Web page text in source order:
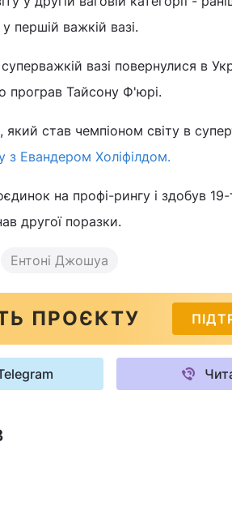
першій важкій вазі.
вазі повернулися в
програв Тайсону Ф'юрі.
який став чемпіоном світу в
з Евандером Холіфілдом.
на профі-рингу і здобув
другої поразки.
Ентоні Джошуа
ПРОЄКТУ